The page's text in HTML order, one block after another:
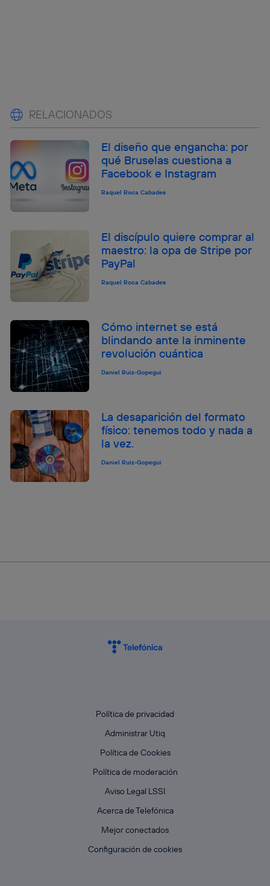
RELACIONADOS
El diseño que engancha: por
qué Bruselas cuestiona a
Facebook e Instagram
Raquel Roca Cabades
El discípulo quiere comprar al
maestro: la opa de Stripe por
PayPal
Raquel Roca Cabades
Cómo internet se está
blindando ante la inminente
revolución cuántica
Daniel Ruiz-Gopegui
La desaparición del formato
físico: tenemos todo y nada a
la vez.
Daniel Ruiz-Gopegui
Política de privacidad
Administrar Utiq
Política de Cookies
Política de moderación
Aviso Legal LSSI
Acerca de Telefónica
Mejor conectados
Configuración de cookies